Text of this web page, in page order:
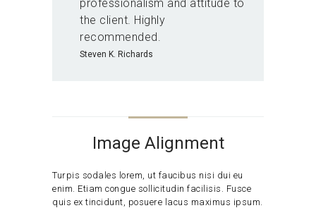
professionalism and attitude to
the client. Highly
recommended.
Steven K. Richards
Image Alignment
Turpis sodales lorem, ut faucibus nisi dui eu
enim. Etiam congue sollicitudin facilisis. Fusce
quis ex tincidunt, posuere lacus maximus ipsum.